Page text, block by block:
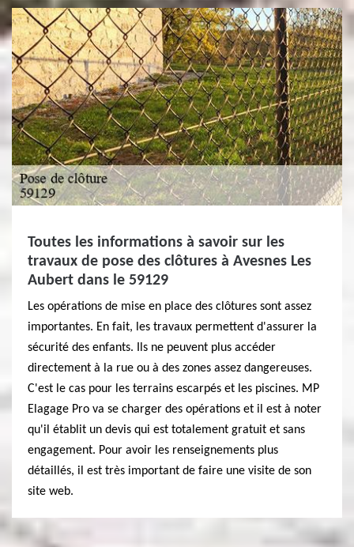
Toutes les informations à savoir sur les
travaux de pose des clôtures à Avesnes Les
Aubert dans le 59129
Les opérations de mise en place des clôtures sont assez
importantes. En fait, les travaux permettent d'assurer la
sécurité des enfants. Ils ne peuvent plus accéder
directement à la rue ou à des zones assez dangereuses.
C'est le cas pour les terrains escarpés et les piscines. MP
Elagage Pro va se charger des opérations et il est à noter
qu'il établit un devis qui est totalement gratuit et sans
engagement. Pour avoir les renseignements plus
détaillés, il est très important de faire une visite de son
site web.